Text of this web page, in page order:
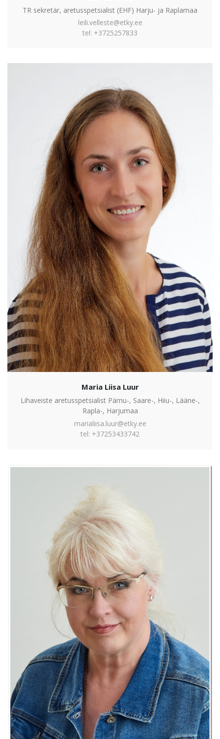
TR sekretär, aretusspetsialist (EHF) Harju- ja Raplamaa
leili.velleste@etky.ee
tel: +3725257833
Maria Liisa Luur
Lihaveiste aretusspetsialist Pärnu-, Saare-, Hiiu-, Lääne-,
Rapla-, Harjumaa
marialiisa.luur@etky.ee
tel: +37253433742